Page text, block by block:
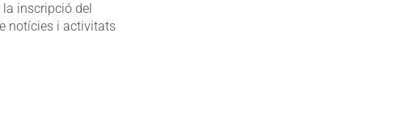
inscripció del
notícies i activitats